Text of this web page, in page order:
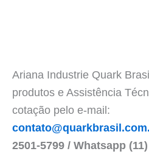
Ariana Industrie Quark
produtos e Assistência
cotação pelo e-mail:
2501-5799 / Whatsapp